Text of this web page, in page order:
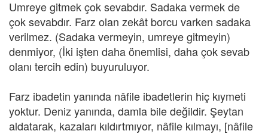
Umreye gitmek çok sevabdır. Sadaka vermek de
çok sevabdır. Farz olan zekât borcu varken sadaka
verilmez. (Sadaka vermeyin, umreye gitmeyin)
denmiyor, (İki işten daha önemlisi, daha çok sevab
olanı tercih edin) buyuruluyor.
Farz ibadetin yanında nâfile ibadetlerin hiç kıymeti
yoktur. Deniz yanında, damla bile değildir. Şeytan
aldatarak, kazaları kıldırtmıyor, nâfile kılmayı, [nâfile